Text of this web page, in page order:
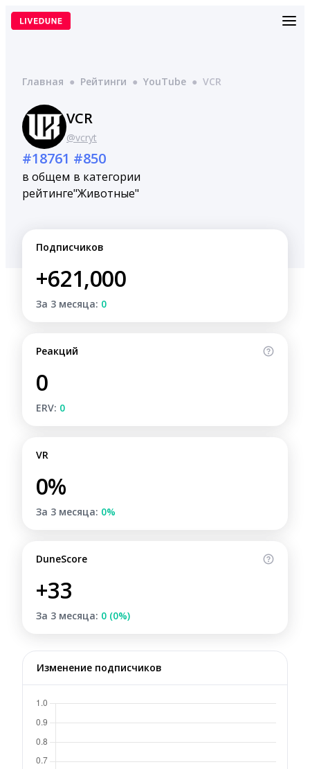
Перейти
Главная ● Рейтинги ● YouTube ● VCR
VCR
@vcryt
#18761
в общем
рейтинге
#850
в категории
"Животные"
Подписчиков
+621,000
За 3 месяца: 0
Реакций
0
ERV: 0
VR
0%
За 3 месяца: 0%
DuneScore
+33
За 3 месяца: 0 (0%)
Изменение подписчиков